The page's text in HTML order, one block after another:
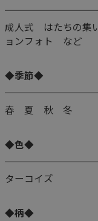
成人式 はたちの
ョンフォト など
◆季節◆
春 夏 秋 冬
◆色◆
ターコイズ
◆柄◆